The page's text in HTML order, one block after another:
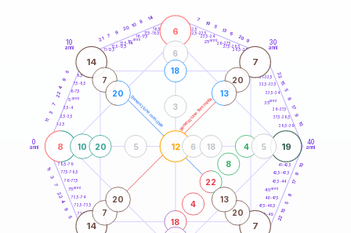
generazione maschile generazione femminile
0
anni
10
anni
30
anni
40
anni
1-2,5
2,5-3,5
3,5-4
6-7,5
7,5-8,5
8,5-9
11-12,5
12,5-13,5
13,5-14
16-17,5
17,5-18,5
18,5-19
21-22,5
22,5-23,5
23,5-24
26-27,5
27,5-28,5
28,5-29
31-32,5
32,5-33,5
33,5-34
36-37,5
37,5-38,5
38,5-39
41-42,5
42,5-43,5
43,5-44
46-47,5
47,5-48,5
48,5-49
71-72,5
72,5-73,5
73,5-74
76-77,5
77,5-78,5
78,5-79
11
3
7
22
4
9
5
21
7
9
20
10
8
14 7
19 5
13
6
20
9
22
15
5
8
17
9
10
10
9
17
8
5
15
22
5
9
4
22
7
3
11
8
6
19
12
14 7
14 7
18
4
22
8
4
10
6
5
20
18
6 18
5
3
7
20
20
13
7
20
20
13
5anni
15 anni 25anni
35anni
45anni
75anni